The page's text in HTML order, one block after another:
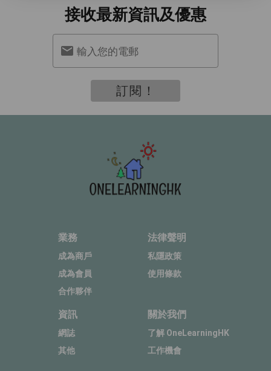
接收最新資訊及優惠
輸入您的電郵
訂閱！
業務
成為商戶
成為會員
合作夥伴
法律聲明
私隱政策
使用條款
資訊
網誌
其他
關於我們
了解 OneLearningHK
工作機會